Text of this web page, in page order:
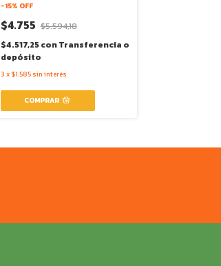
-15% OFF
$4.755 $5.594,18
$4.517,25conTransferencia o
depósito
3 x $1.585 sin interés